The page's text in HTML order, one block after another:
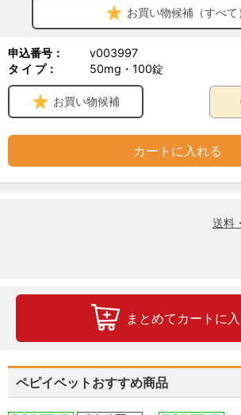
お買い物候補（すべて
申込番号：
v003997
タ イ プ：
50mg・100錠
お買い物候補
カートに入れる
送料
まとめてカートに
ペピイベットおすすめ商品